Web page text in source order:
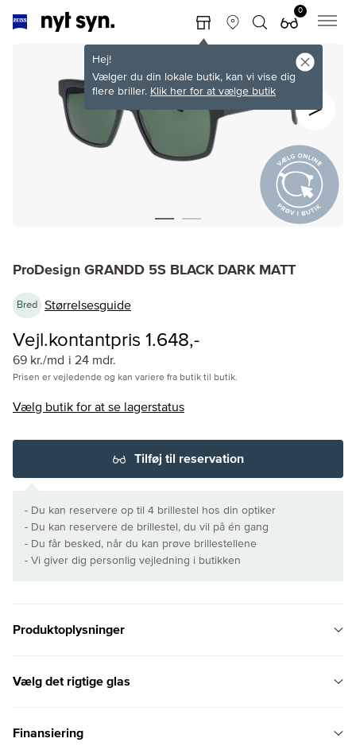
Hej!
Vælger du din lokale butik, kan vi vise dig
flere briller. Klik her for at vælge butik
0
ProDesign GRANDD 5S BLACK DARK MATT
Bred Størrelsesguide
Vejl.kontantpris 1.648,-
69 kr./md i 24 mdr.
Prisen er vejledende og kan variere fra butik til butik.
Vælg butik for at se lagerstatus
Tilføj til reservation
- Du kan reservere op til 4 brillestel hos din optiker
- Du kan reservere de brillestel, du vil på én gang
- Du får besked, når du kan prøve brillestellene
- Vi giver dig personlig vejledning i butikken
Produktoplysninger
Vælg det rigtige glas
Finansiering